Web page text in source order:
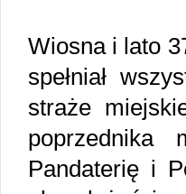
Wiosna i lato
spełniał
straże
poprzednika
Pandaterię i